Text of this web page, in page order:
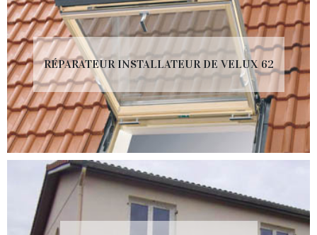
RÉPARATEUR INSTALLATEUR DE VELUX 62